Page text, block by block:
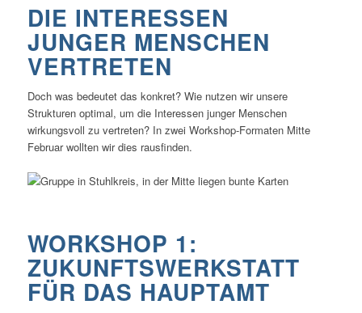
DIE INTERESSEN
JUNGER MENSCHEN
VERTRETEN
Doch was bedeutet das konkret? Wie nutzen wir unsere
Strukturen optimal, um die Interessen junger Menschen
wirkungsvoll zu vertreten? In zwei Workshop-Formaten Mitte
Februar wollten wir dies rausfinden.
WORKSHOP 1:
ZUKUNFTSWERKSTATT
FÜR DAS HAUPTAMT